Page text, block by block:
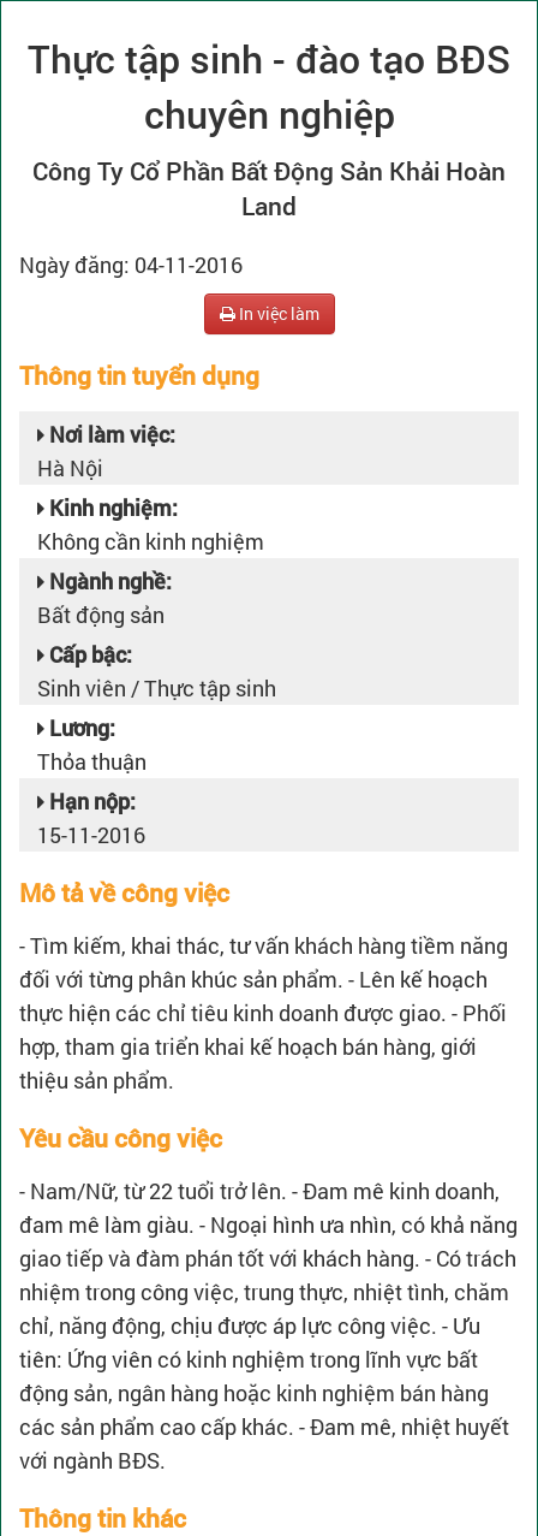
Thực tập sinh - đào tạo BĐS
chuyên nghiệp
Công Ty Cổ Phần Bất Động Sản Khải Hoàn
Land
Ngày đăng: 04-11-2016
In việc làm
Thông tin tuyển dụng
Nơi làm việc:
Hà Nội
Kinh nghiệm:
Không cần kinh nghiệm
Ngành nghề:
Bất động sản
Cấp bậc:
Sinh viên / Thực tập sinh
Lương:
Thỏa thuận
Hạn nộp:
15-11-2016
Mô tả về công việc
- Tìm kiếm, khai thác, tư vấn khách hàng tiềm năng
đối với từng phân khúc sản phẩm. - Lên kế hoạch
thực hiện các chỉ tiêu kinh doanh được giao. - Phối
hợp, tham gia triển khai kế hoạch bán hàng, giới
thiệu sản phẩm.
Yêu cầu công việc
- Nam/Nữ, từ 22 tuổi trở lên. - Đam mê kinh doanh,
đam mê làm giàu. - Ngoại hình ưa nhìn, có khả năng
giao tiếp và đàm phán tốt với khách hàng. - Có trách
nhiệm trong công việc, trung thực, nhiệt tình, chăm
chỉ, năng động, chịu được áp lực công việc. - Ưu
tiên: Ứng viên có kinh nghiệm trong lĩnh vực bất
động sản, ngân hàng hoặc kinh nghiệm bán hàng
các sản phẩm cao cấp khác. - Đam mê, nhiệt huyết
với ngành BĐS.
Thông tin khác